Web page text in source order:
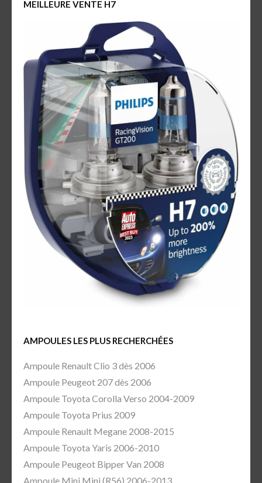
MEILLEURE VENTE H7
AMPOULES LES PLUS RECHERCHÉES
Ampoule Renault Clio 3 dès 2006
Ampoule Peugeot 207 dès 2006
Ampoule Toyota Corolla Verso 2004-2009
Ampoule Toyota Prius 2009
Ampoule Renault Megane 2008-2015
Ampoule Toyota Yaris 2006-2010
Ampoule Peugeot Bipper Van 2008
Ampoule Mini Mini (R56) 2006-2013